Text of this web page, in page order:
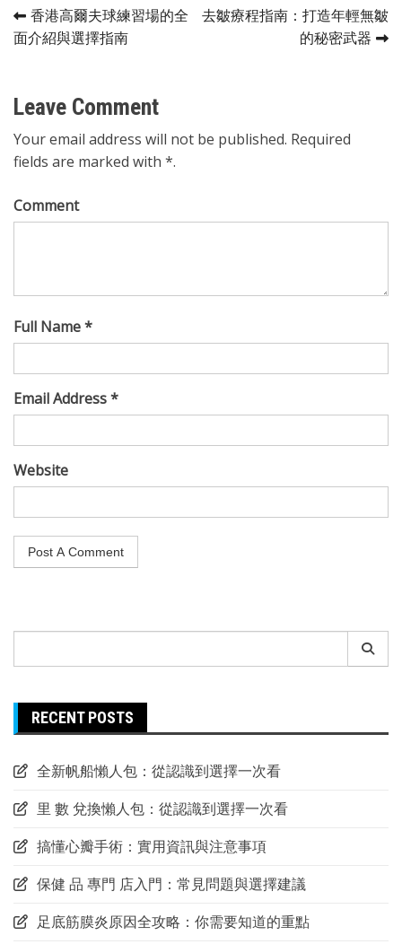
Post
navigation
香港高爾夫球練習場的全
面介紹與選擇指南
去皺療程指南：打造年輕無皺
的秘密武器
Leave Comment
Your email address will not be published. Required
fields are marked with *.
Comment
Full Name *
Email Address *
Website
for:
RECENT POSTS
全新帆船懶人包：從認識到選擇一次看
里 數 兌換懶人包：從認識到選擇一次看
搞懂心瓣手術：實用資訊與注意事項
保健 品 專門 店入門：常見問題與選擇建議
足底筋膜炎原因全攻略：你需要知道的重點